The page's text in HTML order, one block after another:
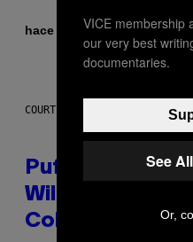
hace 7 horasPorDan Milam
COURTESY OF PUFFCO
Puffco Went
Wild New
Colorway
VICE membership
our very best
documentaries.
See
Or,